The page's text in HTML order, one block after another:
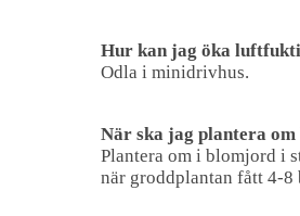
Hur kan jag öka
Odla i minidrivhus.
När ska jag plantera
Plantera om i blomjord i
när groddplantan fått 4-8